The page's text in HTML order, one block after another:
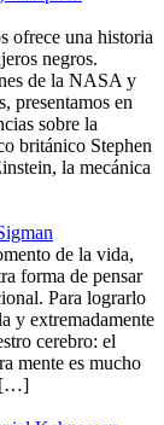
ofrece una historia
negros.
de la NASA y
presentamos en
sobre la
británico Stephen
la mecánica
de la vida,
forma de pensar
Para lograrlo
y extremadamente
cerebro: el
mente es mucho
[…]